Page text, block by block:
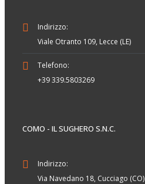
Indirizzo:
Viale Otranto 109, Lecce (LE)
Telefono:
+39 339.5803269
COMO - IL SUGHERO S.N.C.
Indirizzo:
Via Navedano 18, Cucciago (CO)